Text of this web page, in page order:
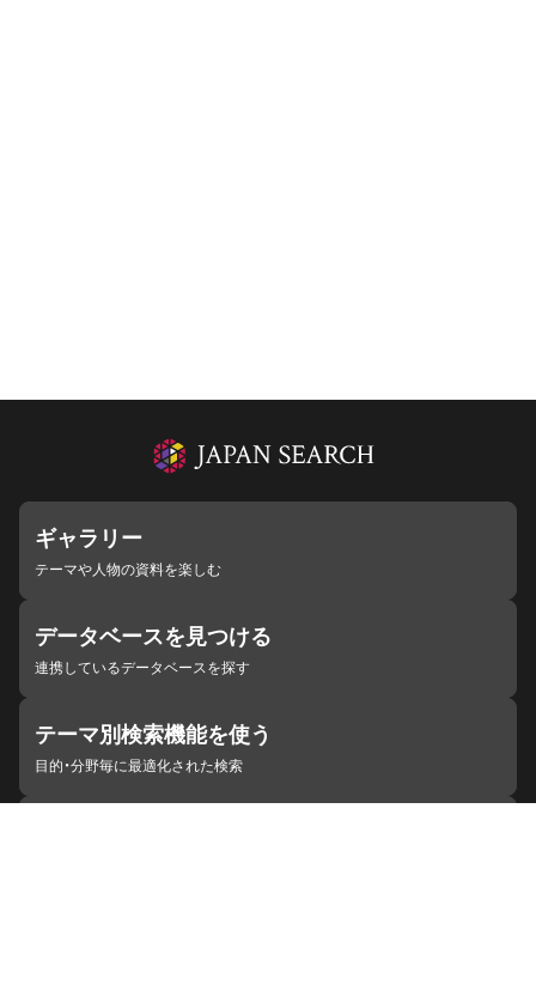
ギャラリー
テーマや人物の資料を楽しむ
データベースを見つける
連携しているデータベースを探す
テーマ別検索機能を使う
目的・分野毎に最適化された検索